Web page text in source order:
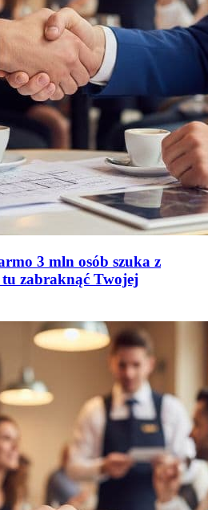
3 mln osób szuka z
tu zabraknąć Twojej